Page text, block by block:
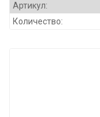
Артикул:
Количество: